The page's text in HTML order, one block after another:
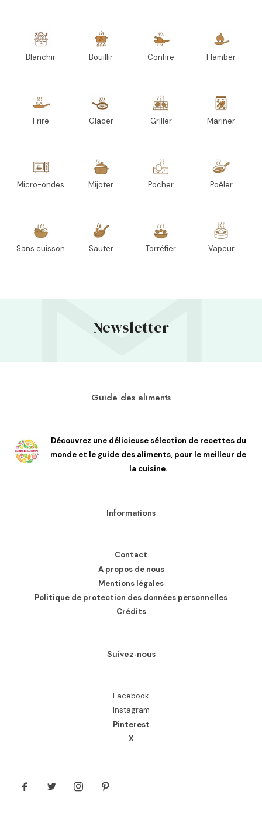
Blanchir Bouillir Confire Flamber
Frire Glacer Griller Mariner
Micro-ondes Mijoter Pocher Poêler
Sans cuisson Sauter Torréfier Vapeur
Newsletter
Guide des aliments
Découvrez une délicieuse sélection de recettes du
monde et le guide des aliments, pour le meilleur de
la cuisine.
Informations
Contact
A propos de nous
Mentions légales
Politique de protection des données personnelles
Crédits
Suivez-nous
Facebook
Instagram
Pinterest
X